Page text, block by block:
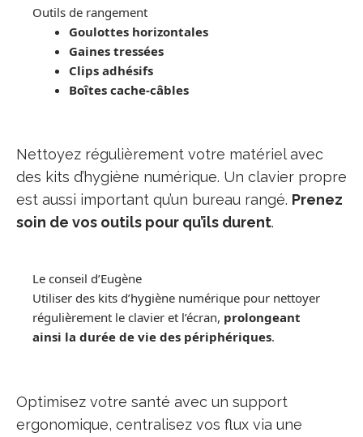
Outils de rangement
Goulottes horizontales
Gaines tressées
Clips adhésifs
Boîtes cache-câbles
Nettoyez régulièrement votre matériel avec
des kits d’hygiène numérique. Un clavier propre
est aussi important qu’un bureau rangé. Prenez
soin de vos outils pour qu’ils durent.
Le conseil d’Eugène
Utiliser des kits d’hygiène numérique pour nettoyer
régulièrement le clavier et l’écran, prolongeant
ainsi la durée de vie des périphériques.
Optimisez votre santé avec un support
ergonomique, centralisez vos flux via une